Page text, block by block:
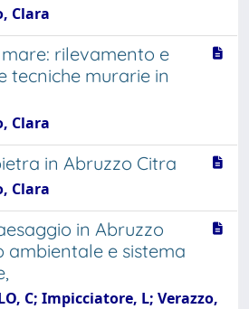
Clara
rilevamento e
tecniche murarie in
Clara
in Abruzzo Citra
Clara
in Abruzzo
ambientale e sistema
C; Impicciatore, L; Verazzo,